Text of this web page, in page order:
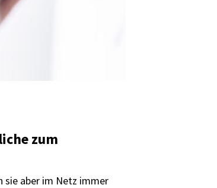
zum
sie aber im Netz immer